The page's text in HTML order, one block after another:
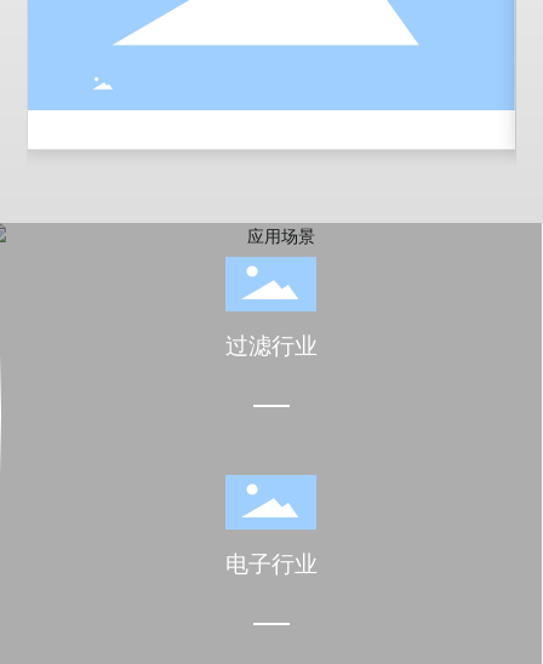
过滤行业
电子行业